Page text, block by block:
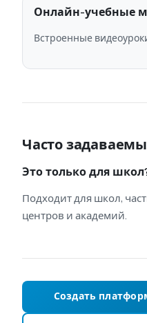
Онлайн-учебные
Встроенные
Часто
Это только для
Подходит для школ,
центров и академий.
Создать